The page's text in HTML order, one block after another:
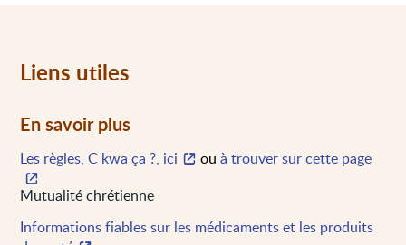
Liens utiles
En savoir plus
Les règles, C kwa ça ?, ici ouà trouver sur cette page
Mutualité chrétienne
Informations fiables sur les médicaments et les produits